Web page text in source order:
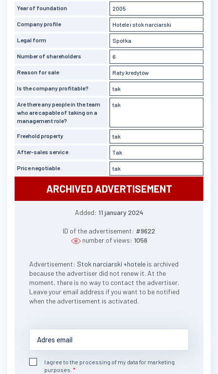
Year of foundation 2005
Company profile Hotele i stok narciarski
Legal form Spółka
Number of shareholders 6
Reason for sale Raty kredytów
Is the company profitable? tak
Are there any people in the team
who are capable of taking on a
management role?
tak
Freehold property tak
After-sales service Tak
Price negotiable tak
ARCHIVED ADVERTISEMENT
Added: 11 january 2024
ID of the advertisement: #9622
number of views: 1056
Advertisement: Stok narciarski +hotele is archived
because the advertiser did not renew it. At the
moment, there is no way to contact the advertiser.
Leave your email address if you want to be notified
when the advertisement is activated.
I agree to the processing of my data for marketing
purposes.